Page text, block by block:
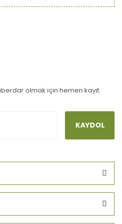
olmak için hemen kayıt
KAYDOL